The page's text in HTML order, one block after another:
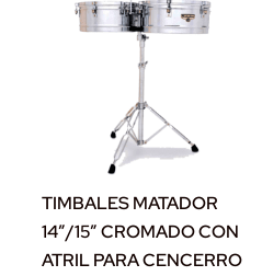
TIMBALES MATADOR
14”/15” CROMADO CON
ATRIL PARA CENCERRO